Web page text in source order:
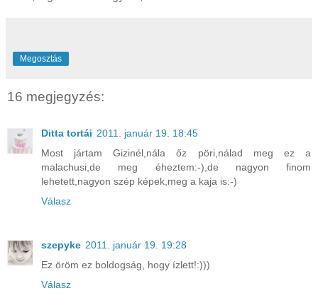
Megosztás
16 megjegyzés:
Ditta tortái 2011. január 19. 18:45
Most jártam Gizinél,nála őz pöri,nálad meg ez a
malachusi,de meg éheztem:-),de nagyon finom
lehetett,nagyon szép képek,meg a kaja is:-)
Válasz
szepyke 2011. január 19. 19:28
Ez öröm ez boldogság, hogy ízlett!:)))
Válasz